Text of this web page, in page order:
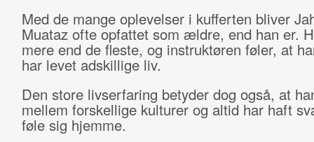
Med de mange oplevelser i kufferten bliver
Muataz ofte opfattet som ældre, end han er.
mere end de fleste, og instruktøren føler, at
har levet adskillige liv.
Den store livserfaring betyder dog også, at
mellem forskellige kulturer og altid har haft
føle sig hjemme.